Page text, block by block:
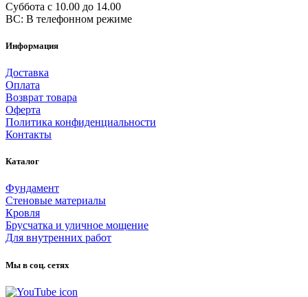
Суббота с 10.00 до 14.00
ВС: В телефонном режиме
Информация
Доставка
Оплата
Возврат товара
Оферта
Политика конфиденциальности
Контакты
Каталог
Фундамент
Стеновые материалы
Кровля
Брусчатка и уличное мощение
Для внутренних работ
Мы в соц. сетях